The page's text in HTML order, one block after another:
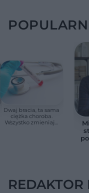
Dwaj bracia, ta sama
ciężka choroba.
Wszystko zmieniają